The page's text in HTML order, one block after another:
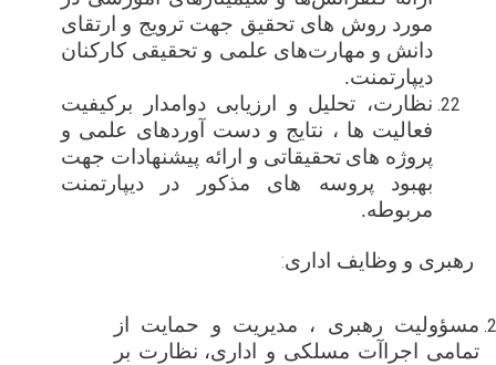
مورد روش های تحقیق جهت ترویج و ارتقای
دانش و مهارت‌های علمی و تحقیقی کارکنان
دیپارتمنت.
نظارت، تحلیل و ارزیابی دوامدار برکیفیت
فعالیت ها ، نتایج و دست آوردهای علمی و
پروژه های تحقیقاتی و ارائه پیشنهادات جهت
بهبود پروسه های مذکور در دیپارتمنت
مربوطه.
رهبری و وظایف اداری:
مسؤولیت رهبری ، مدیریت و حمایت از
تمامی اجراآت مسلکی و اداری، نظارت بر